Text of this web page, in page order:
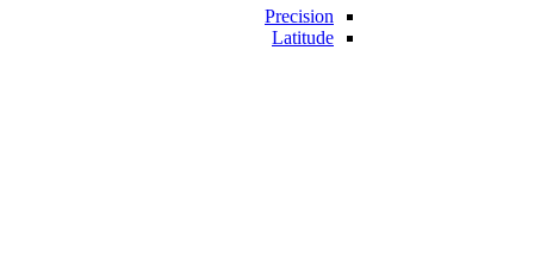
Precision
Latitude